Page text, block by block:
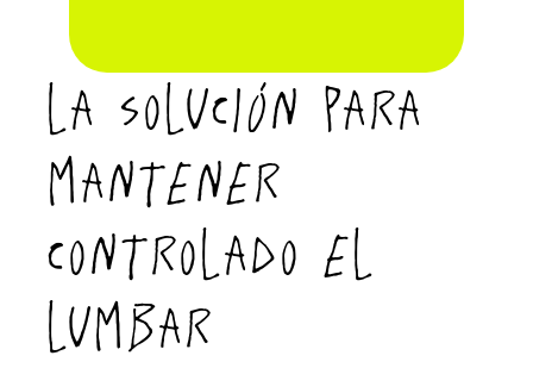
LA SOLUCIÓN PARA
MANTENER
CONTROLADO EL
LUMBAR